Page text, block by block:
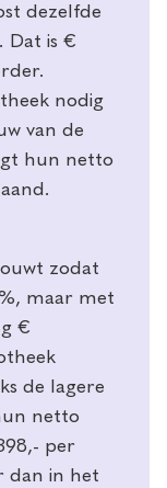
dezelfde
Dat is €
nodig
van de
hun netto
zodat
maar met
€
de lagere
netto
per
dan in het